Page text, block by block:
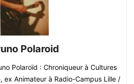
Polaroid
Polaroïd : Chroniqueur à Cultures
ex Animateur à Radio-Campus Lille /